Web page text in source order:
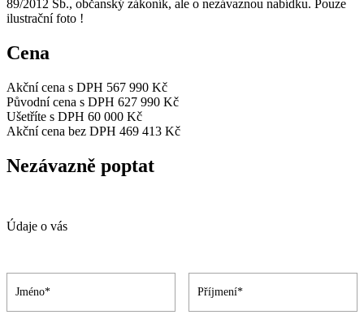
89/2012 Sb., občanský zákoník, ale o nezávaznou nabídku. Pouze
ilustrační foto !
Cena
Akční cena s DPH 567 990 Kč
Původní cena s DPH 627 990 Kč
Ušetříte s DPH 60 000 Kč
Akční cena bez DPH 469 413 Kč
Nezávazně poptat
Údaje o vás